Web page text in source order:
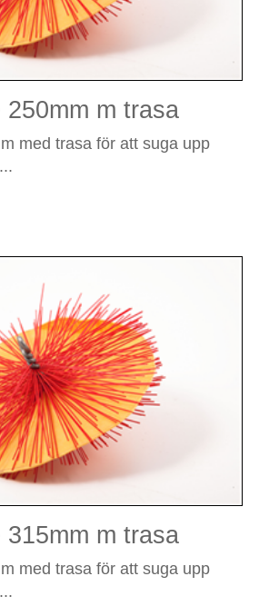
250mm m trasa
med trasa för att suga upp
315mm m trasa
med trasa för att suga upp